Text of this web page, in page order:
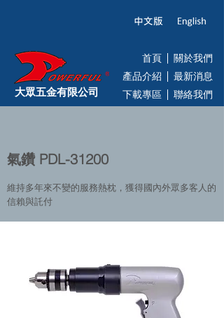
大眾五金有限公司
首頁
關於我們
產品介紹
最新消息
下載專區
聯絡我們
氣鑽 PDL-31200
維持多年來不變的服務熱枕，獲得國內外眾多客人的
信賴與託付